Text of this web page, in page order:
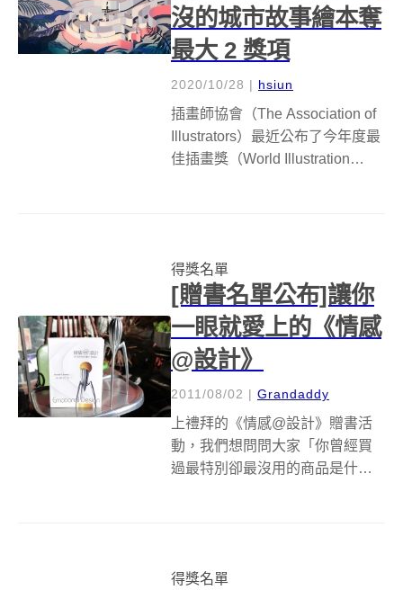
沒的城市故事繪本奪
最大 2 獎項
2020/10/28 | hsiun
插畫師協會（The Association of
Illustrators）最近公布了今年度最
佳插畫獎（World Illustration
得獎名單
[贈書名單公布]讓你
一眼就愛上的《情感
@設計》
2011/08/02 | Grandaddy
上禮拜的《情感@設計》贈書活
動，我們想問問大家「你曾經買
過最特別卻最沒用的商品是什
家的妙趣回答更是無奈到深處無
得獎名單